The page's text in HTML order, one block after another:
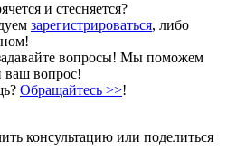
и стесняется?
зарегистрироваться, либо
вопросы! Мы поможем
ваш вопрос!
Обращайтесь >>!
консультацию или поделиться